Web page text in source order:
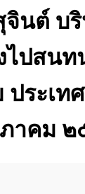
นต์ บ
ไปสนท
ระเท
าคม